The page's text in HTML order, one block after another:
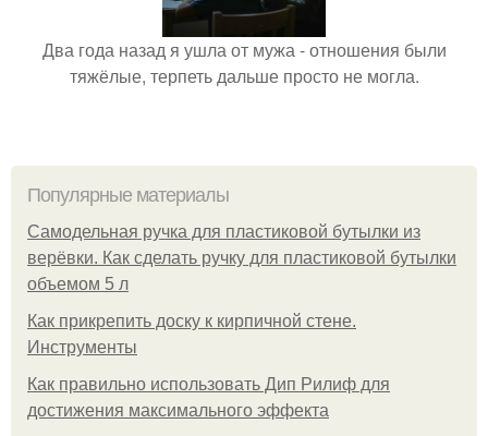
Два года назад я ушла от мужа - отношения были
тяжёлые, терпеть дальше просто не могла.
Популярные материалы
Самодельная ручка для пластиковой бутылки из
верёвки. Как сделать ручку для пластиковой бутылки
объемом 5 л
Как прикрепить доску к кирпичной стене.
Инструменты
Как правильно использовать Дип Рилиф для
достижения максимального эффекта